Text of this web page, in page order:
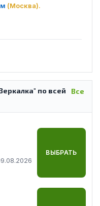
(Москва).
Все
по всей
ВЫБРАТЬ